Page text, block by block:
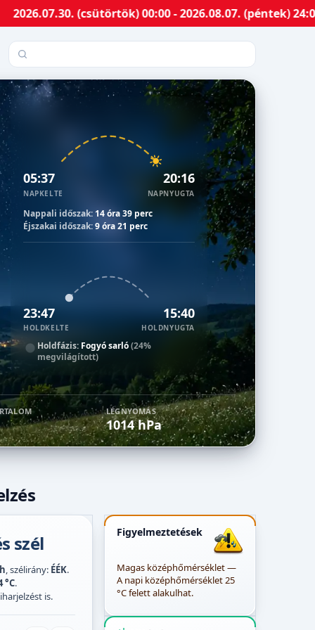
(csütörtök) 00:00 - 2026.08.07. (péntek) 24:00-ig
Település keresése
05:37
NAPKELTE
20:16
NAPNYUGTA
Nappali időszak: 14 óra 39 perc
Éjszakai időszak:9 óra 21 perc
23:47
HOLDKELTE
15:40
HOLDNYUGTA
Holdfázis: Fogyó sarló(24%
megvilágított)
LÉGNYOMÁS
1014 hPa
szél
, szélirány: ÉÉK.
°C.
is.
Figyelmeztetések
Magas középhőmérséklet —
A napi középhőmérséklet 25
°C felett alakulhat.